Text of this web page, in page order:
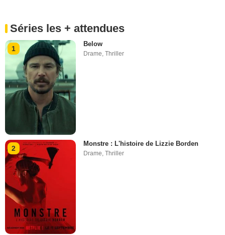
Séries les + attendues
1
Below
Drame,Thriller
2
Monstre : L'histoire de Lizzie Borden
Drame ,Thriller